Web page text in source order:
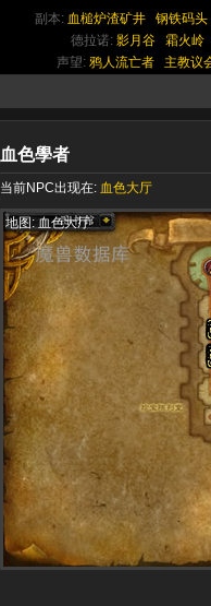
副本: 血槌炉渣矿井
钢铁码头
德拉诺: 影月谷
霜火岭
声望: 鸦人流亡者 主教议
血色學者
当前NPC出现在: 血色大厅
地图: 血色大厅